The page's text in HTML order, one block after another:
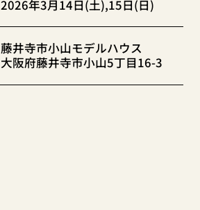
2026年3月14日(土),15日(日)
藤井寺市小山モデルハウス
大阪府藤井寺市小山5丁目16-3